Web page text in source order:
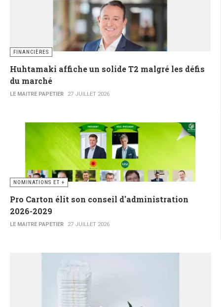
FINANCIÈRES
Huhtamaki affiche un solide T2 malgré les défis
du marché
LE MAITRE PAPETIER 27 JUILLET 2026
NOMINATIONS ET +
Pro Carton élit son conseil d'administration
2026-2029
LE MAITRE PAPETIER 27 JUILLET 2026